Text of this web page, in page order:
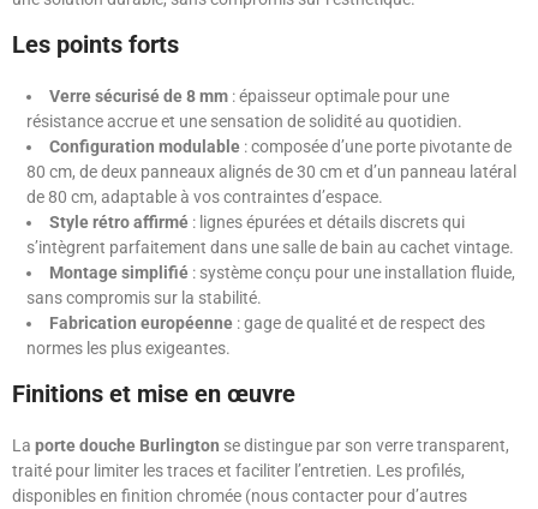
Les points forts
Verre sécurisé de 8 mm : épaisseur optimale pour une
résistance accrue et une sensation de solidité au quotidien.
Configuration modulable : composée d’une porte pivotante de
80 cm, de deux panneaux alignés de 30 cm et d’un panneau latéral
de 80 cm, adaptable à vos contraintes d’espace.
Style rétro affirmé : lignes épurées et détails discrets qui
s’intègrent parfaitement dans une salle de bain au cachet vintage.
Montage simplifié : système conçu pour une installation fluide,
sans compromis sur la stabilité.
Fabrication européenne : gage de qualité et de respect des
normes les plus exigeantes.
Finitions et mise en œuvre
La porte douche Burlington se distingue par son verre transparent,
traité pour limiter les traces et faciliter l’entretien. Les profilés,
disponibles en finition chromée (nous contacter pour d’autres